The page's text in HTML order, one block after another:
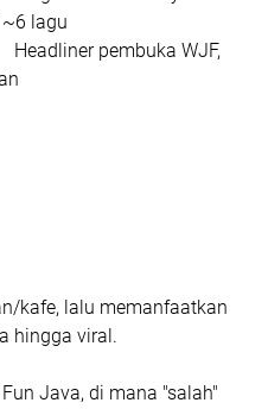
lagu
Headliner pembuka WJF,
kafe, lalu memanfaatkan
hingga viral.
Java, di mana "salah"